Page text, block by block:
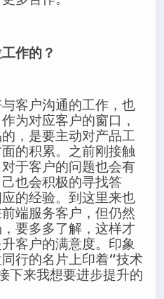
作的？
客户沟通的工作，也
为对应客户的窗口，
，是要主动对产品工
的积累。之前刚接触
于客户的问题也会有
也会积极的寻找答
的经验。到这里来也
端服务客户，但仍然
要多多了解，这样才
客户的满意度。印象
行的名片上印着“技术
下来我想要进步提升的